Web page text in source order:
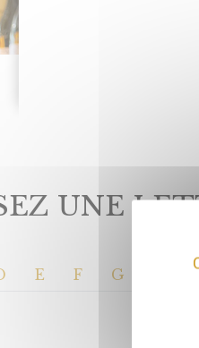
UNE
E F G I